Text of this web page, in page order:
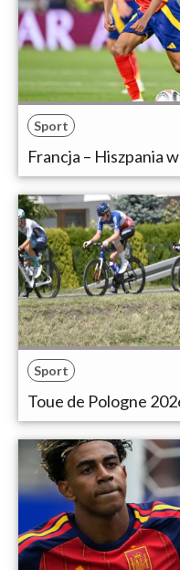
Sport
Francja – Hiszpania
Sport
Toue de Pologne